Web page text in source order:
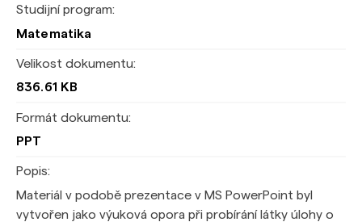
Studijní program:
Matematika
Velikost dokumentu:
836.61 KB
Formát dokumentu:
PPT
Popis:
Materiál v podobě prezentace v MS PowerPoint byl
vytvořen jako výuková opora při probírání látky úlohy o